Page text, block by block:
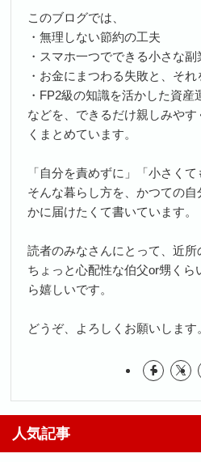
このブログでは、
・無理しない節約の工夫
・スマホ一つでできる小さな副
・お金にまつわる失敗と、そ
・FP2級の知識を活かした資産
などを、できるだけ親しみや
くまとめています。
「自分を責めずに」「小さく
そんな暮らし方を、かつての
かに届けたくて書いています。
読者のみなさんにとって、近所
ちょっと心配性な伯父or甥くら
ら嬉しいです。
どうぞ、よろしくお願いします
人気記事